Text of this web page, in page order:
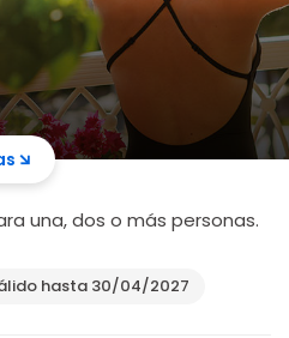
una, dos o más personas.
hasta 30/04/2027